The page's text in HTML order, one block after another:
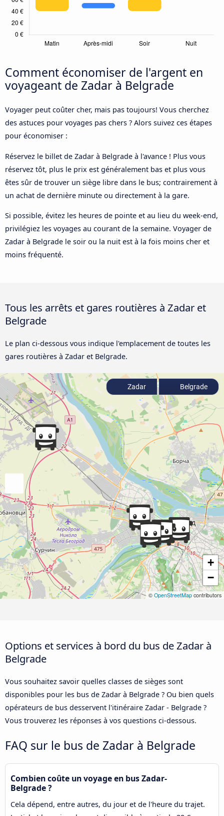
Comment économiser de l'argent en
voyageant de Zadar à Belgrade
Voyager peut coûter cher, mais pas toujours! Vous cherchez
des astuces pour voyages pas chers ? Alors suivez ces étapes
pour économiser :
Réservez le billet de Zadar à Belgrade à l'avance ! Plus vous
réservez tôt, plus le prix est généralement bas et plus vous
êtes sûr de trouver un siège libre dans le bus; contrairement à
un achat de dernière minute ou directement à la gare.
Si possible, évitez les heures de pointe et au lieu du week-end,
privilégiez les voyages au courant de la semaine. Voyager de
Zadar à Belgrade le soir ou la nuit est à la fois moins cher et
moins fréquenté.
Tous les arrêts et gares routières à Zadar et
Belgrade
Le plan ci-dessous vous indique l'emplacement de toutes les
gares routières à Zadar et Belgrade.
+
−
© OpenStreetMap contributors
Zadar Belgrade
Options et services à bord du bus de Zadar à
Belgrade
Vous souhaitez savoir quelles classes de sièges sont
disponibles pour les bus de Zadar à Belgrade ? Ou bien quels
opérateurs de bus desservent l'itinéraire Zadar - Belgrade ?
Vous trouverez les réponses à vos questions ci-dessous.
FAQ sur le bus de Zadar à Belgrade
Combien coûte un voyage en bus Zadar-
Belgrade ?
Cela dépend, entre autres, du jour et de l'heure du trajet.